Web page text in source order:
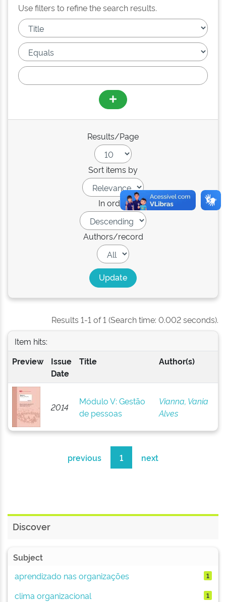
Use filters to refine the search results.
Results/Page
Sort items by
In order
Authors/record
Results 1-1 of 1 (Search time: 0.002 seconds).
Item hits:
Preview
Issue
Date
Title Author(s)
2014
Módulo V: Gestão
de pessoas
Vianna, Vania
Alves
previous 1 next
Discover
Subject
aprendizado nas organizações
1
clima organizacional 1